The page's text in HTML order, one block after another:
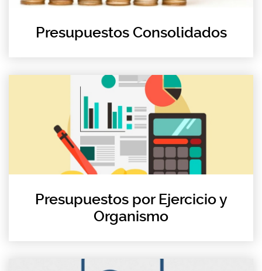
Presupuestos Consolidados
Presupuestos por Ejercicio y
Organismo